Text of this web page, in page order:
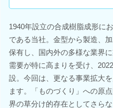
1940年設立の合成樹脂成形に
である当社。金型から製造、
保有し、国内外の多様な業界
需要が特に高まりを受け、
設。今回は、更なる事業拡大
ます。「ものづくり」への原
界の草分け的存在としてさら